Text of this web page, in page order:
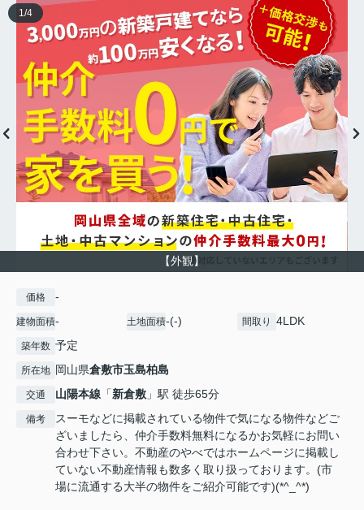
【外観】
1/4
価格 -
建物面積- 土地面積-(-) 間取り 4LDK
築年数 予定
所在地 岡山県倉敷市玉島柏島
交通 山陽本線 「新倉敷 」駅 徒歩65分
備考
スーモなどに掲載されている物件で気になる物件などご
ざいましたら、仲介手数料無料になるかお気軽にお問い
合わせ下さい。不動産のやべではホームページに掲載し
ていない不動産情報も数多く取り扱っております。(市
場に流通する大半の物件をご紹介可能です)(*^_^*)